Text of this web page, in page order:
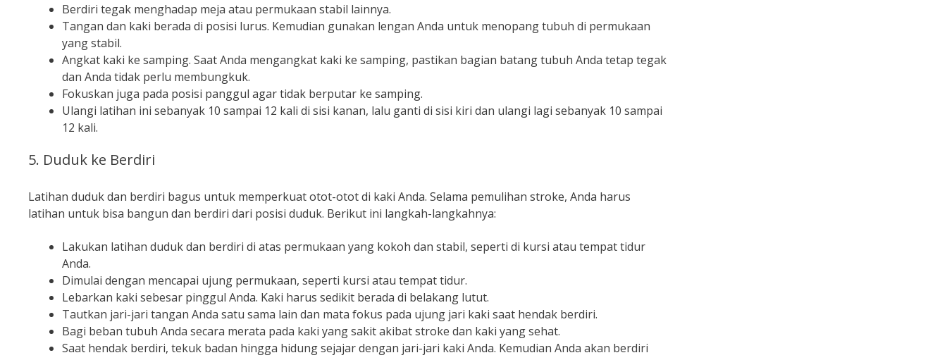
Berdiri tegak menghadap meja atau permukaan stabil lainnya.
Tangan dan kaki berada di posisi lurus. Kemudian gunakan lengan Anda untuk menopang tubuh di permukaan
yang stabil.
Angkat kaki ke samping. Saat Anda mengangkat kaki ke samping, pastikan bagian batang tubuh Anda tetap tegak
dan Anda tidak perlu membungkuk.
Fokuskan juga pada posisi panggul agar tidak berputar ke samping.
Ulangi latihan ini sebanyak 10 sampai 12 kali di sisi kanan, lalu ganti di sisi kiri dan ulangi lagi sebanyak 10 sampai
12 kali.
5. Duduk ke Berdiri
Latihan duduk dan berdiri bagus untuk memperkuat otot-otot di kaki Anda. Selama pemulihan stroke, Anda harus
latihan untuk bisa bangun dan berdiri dari posisi duduk. Berikut ini langkah-langkahnya:
Lakukan latihan duduk dan berdiri di atas permukaan yang kokoh dan stabil, seperti di kursi atau tempat tidur
Anda.
Dimulai dengan mencapai ujung permukaan, seperti kursi atau tempat tidur.
Lebarkan kaki sebesar pinggul Anda. Kaki harus sedikit berada di belakang lutut.
Tautkan jari-jari tangan Anda satu sama lain dan mata fokus pada ujung jari kaki saat hendak berdiri.
Bagi beban tubuh Anda secara merata pada kaki yang sakit akibat stroke dan kaki yang sehat.
Saat hendak berdiri, tekuk badan hingga hidung sejajar dengan jari-jari kaki Anda. Kemudian Anda akan berdiri